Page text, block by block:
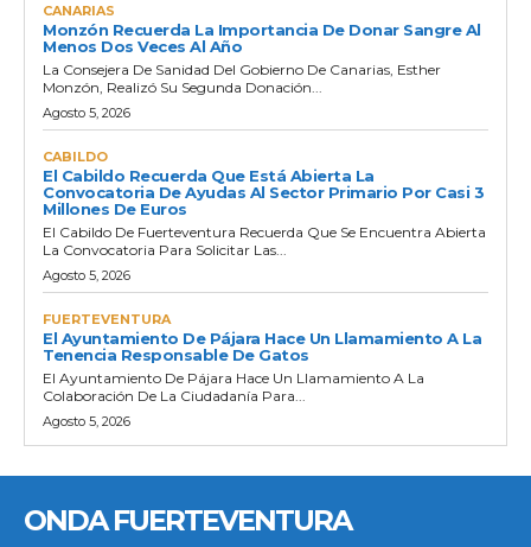
CANARIAS
Monzón Recuerda La Importancia De Donar Sangre Al
Menos Dos Veces Al Año
La Consejera De Sanidad Del Gobierno De Canarias, Esther
Monzón, Realizó Su Segunda Donación...
Agosto 5, 2026
CABILDO
El Cabildo Recuerda Que Está Abierta La
Convocatoria De Ayudas Al Sector Primario Por Casi 3
Millones De Euros
El Cabildo De Fuerteventura Recuerda Que Se Encuentra Abierta
La Convocatoria Para Solicitar Las...
Agosto 5, 2026
FUERTEVENTURA
El Ayuntamiento De Pájara Hace Un Llamamiento A La
Tenencia Responsable De Gatos
El Ayuntamiento De Pájara Hace Un Llamamiento A La
Colaboración De La Ciudadanía Para...
Agosto 5, 2026
ONDA FUERTEVENTURA